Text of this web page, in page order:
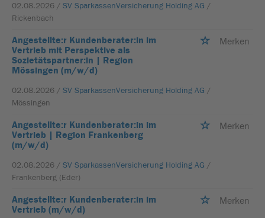
02.08.2026 / SV SparkassenVersicherung Holding AG /
Rickenbach
Angestellte:r Kundenberater:in im
Vertrieb mit Perspektive als
Sozietätspartner:in | Region
Mössingen (m/w/d)
Merken
02.08.2026 / SV SparkassenVersicherung Holding AG /
Mössingen
Angestellte:r Kundenberater:in im
Vertrieb | Region Frankenberg
(m/w/d)
Merken
02.08.2026 / SV SparkassenVersicherung Holding AG /
Frankenberg (Eder)
Angestellte:r Kundenberater:in im
Vertrieb (m/w/d)
Merken